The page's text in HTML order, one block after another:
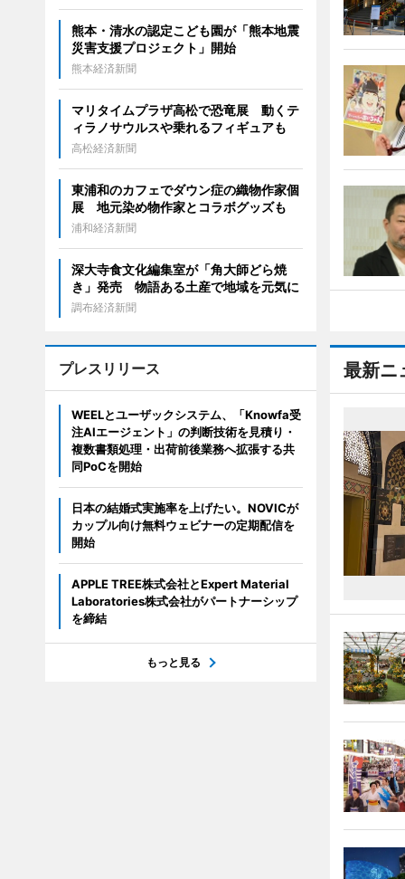
最新ニ
熊本・清水の認定こども園が「熊本地震
災害支援プロジェクト」開始
熊本経済新聞
マリタイムプラザ高松で恐竜展 動くテ
ィラノサウルスや乗れるフィギュアも
高松経済新聞
東浦和のカフェでダウン症の織物作家個
展 地元染め物作家とコラボグッズも
浦和経済新聞
深大寺食文化編集室が「角大師どら焼
き」発売 物語ある土産で地域を元気に
調布経済新聞
プレスリリース
WEELとユーザックシステム、「Knowfa受
注AIエージェント」の判断技術を見積り・
複数書類処理・出荷前後業務へ拡張する共
同PoCを開始
日本の結婚式実施率を上げたい。NOVICが
カップル向け無料ウェビナーの定期配信を
開始
APPLE TREE株式会社とExpert Material
Laboratories株式会社がパートナーシップ
を締結
もっと見る